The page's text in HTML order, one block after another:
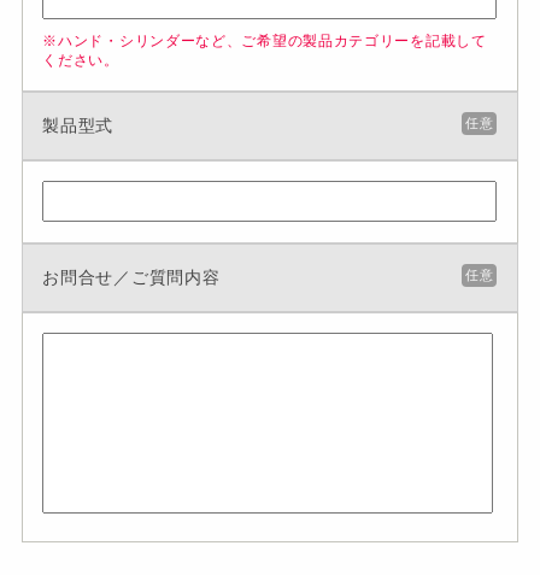
※ハンド・シリンダーなど、ご希望の製品カテゴリーを記載して
ください。
製品型式 任意
お問合せ／ご質問内容 任意